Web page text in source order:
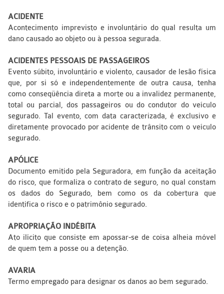
ACIDENTE
Acontecimento imprevisto e involuntário do qual resulta um
dano causado ao objeto ou à pessoa segurada.
ACIDENTES PESSOAIS DE PASSAGEIROS
Evento súbito, involuntário e violento, causador de lesão física
que, por si só e independentemente de outra causa, tenha
como conseqüência direta a morte ou a invalidez permanente,
total ou parcial, dos passageiros ou do condutor do veículo
segurado. Tal evento, com data caracterizada, é exclusivo e
diretamente provocado por acidente de trânsito com o veículo
segurado.
APÓLICE
Documento emitido pela Seguradora, em função da aceitação
do risco, que formaliza o contrato de seguro, no qual constam
os dados do Segurado, bem como os da cobertura que
identifica o risco e o patrimônio segurado.
APROPRIAÇÃO INDÉBITA
Ato ilícito que consiste em apossar-se de coisa alheia móvel
de quem tem a posse ou a detenção.
AVARIA
Termo empregado para designar os danos ao bem segurado.